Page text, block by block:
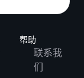
帮助
联系我
们